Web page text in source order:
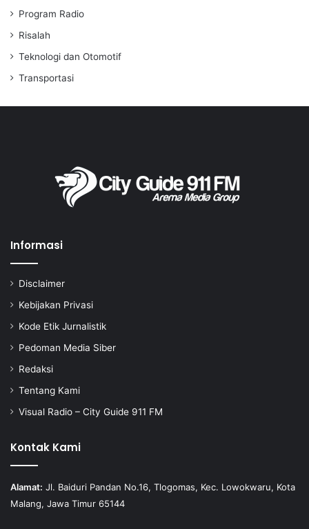
Program Radio
Risalah
Teknologi dan Otomotif
Transportasi
Informasi
Disclaimer
Kebijakan Privasi
Kode Etik Jurnalistik
Pedoman Media Siber
Redaksi
Tentang Kami
Visual Radio – City Guide 911 FM
Kontak Kami
Alamat: Jl. Baiduri Pandan No.16, Tlogomas, Kec. Lowokwaru, Kota
Malang, Jawa Timur 65144